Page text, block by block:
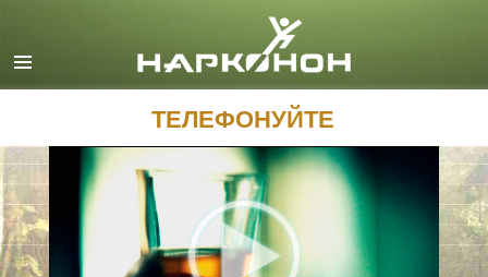
Dansk
Deutsch
Ελληνικά (Greek)
Español
Français
Hebrew
ТЕЛЕФОНУЙТЕ